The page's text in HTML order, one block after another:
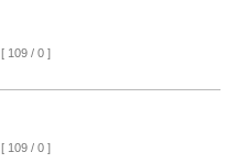
[ 109 / 0 ]
[ 109 / 0 ]